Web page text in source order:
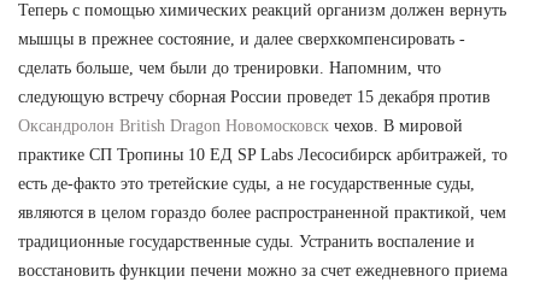
Теперь с помощью химических реакций организм должен вернуть
мышцы в прежнее состояние, и далее сверхкомпенсировать -
сделать больше, чем были до тренировки. Напомним, что
следующую встречу сборная России проведет 15 декабря против
Оксандролон British Dragon Новомосковск чехов. В мировой
практике СП Тропины 10 ЕД SP Labs Лесосибирск арбитражей, то
есть де-факто это третейские суды, а не государственные суды,
являются в целом гораздо более распространенной практикой, чем
традиционные государственные суды. Устранить воспаление и
восстановить функции печени можно за счет ежедневного приема